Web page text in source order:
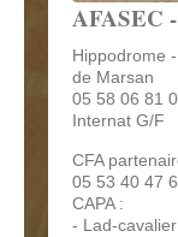
AFASEC
Hippodrome
de Marsan
05 58 06 81
Internat G/F
CFA
05 53 40 47
CAPA :
- Lad-